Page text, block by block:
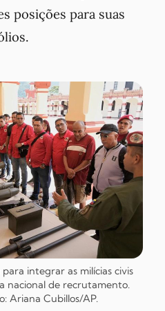
posições para suas
integrar as milícias civis
nacional de recrutamento.
Ariana Cubillos/AP.